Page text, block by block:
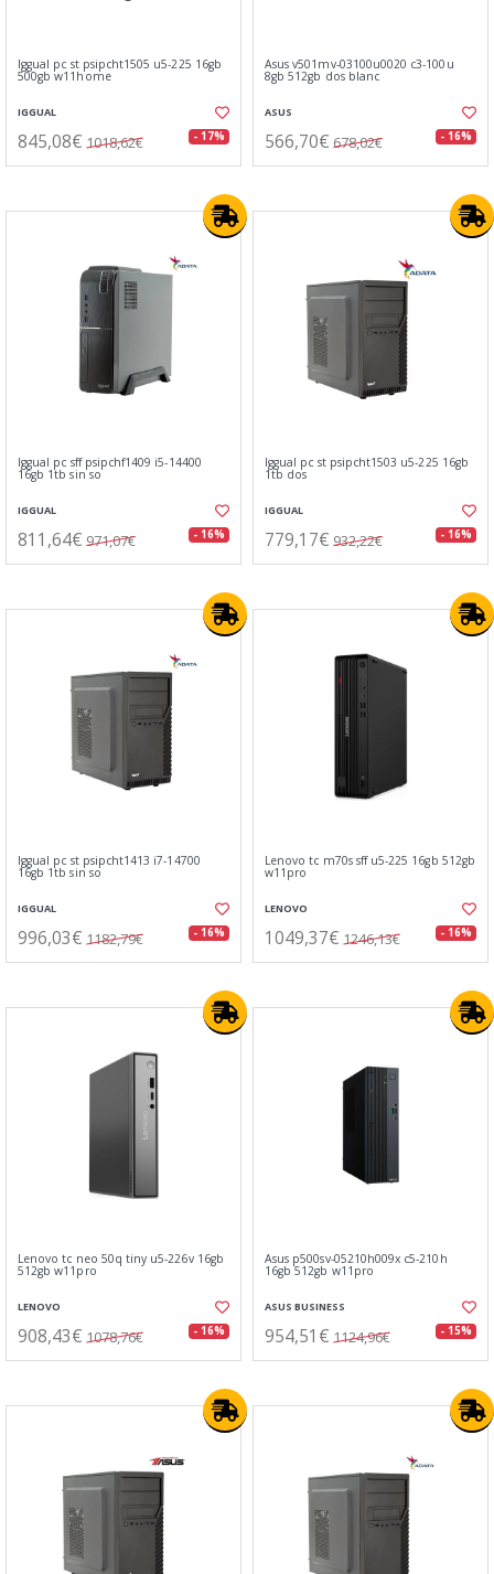
Iggual pc st psipcht1505 u5-225 16gb
500gb w11home
IGGUAL
845,08€ 1018,62€ - 17%
Asus v501mv-03100u0020 c3-100u
8gb 512gb dos blanc
ASUS
566,70€ 678,02€ - 16%
Iggual pc sff psipchf1409 i5-14400
16gb 1tb sin so
IGGUAL
811,64€ 971,07€ - 16%
Iggual pc st psipcht1503 u5-225 16gb
1tb dos
IGGUAL
779,17€ 932,22€ - 16%
Iggual pc st psipcht1413 i7-14700
16gb 1tb sin so
IGGUAL
996,03€ 1182,79€ - 16%
Lenovo tc m70s sff u5-225 16gb 512gb
w11pro
LENOVO
1049,37€ 1246,13€ - 16%
Lenovo tc neo 50q tiny u5-226v 16gb
512gb w11pro
LENOVO
908,43€ 1078,76€ - 16%
Asus p500sv-05210h009x c5-210h
16gb 512gb w11pro
ASUS BUSINESS
954,51€ 1124,96€ - 15%